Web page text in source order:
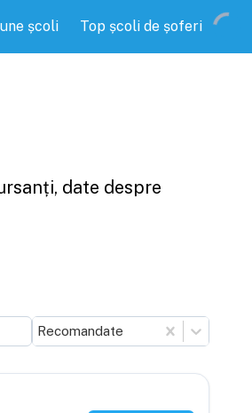
școli Top școli de șoferi
date despre
Recomandate